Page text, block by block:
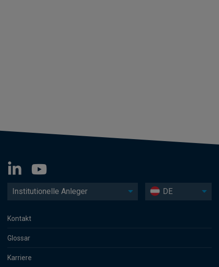
Institutionelle Anleger DE
Kontakt
Glossar
Karriere